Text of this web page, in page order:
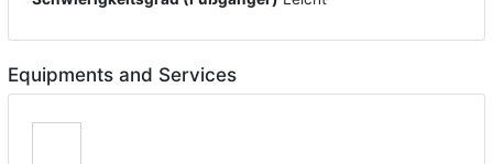
Equipments and Services